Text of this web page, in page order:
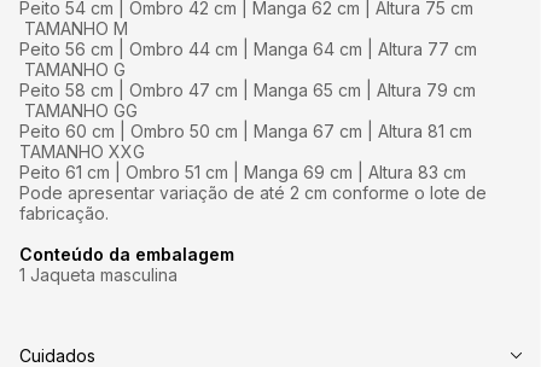
Peito 54 cm | Ombro 42 cm | Manga 62 cm | Altura 75 cm
TAMANHO M
Peito 56 cm | Ombro 44 cm | Manga 64 cm | Altura 77 cm
TAMANHO G
Peito 58 cm | Ombro 47 cm | Manga 65 cm | Altura 79 cm
TAMANHO GG
Peito 60 cm | Ombro 50 cm | Manga 67 cm | Altura 81 cm
TAMANHO XXG
Peito 61 cm | Ombro 51 cm | Manga 69 cm | Altura 83 cm
Pode apresentar variação de até 2 cm conforme o lote de
fabricação.
Conteúdo da embalagem
1 Jaqueta masculina
Cuidados